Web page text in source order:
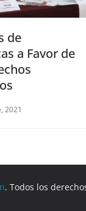
de
a Favor de
2021
. Todos los